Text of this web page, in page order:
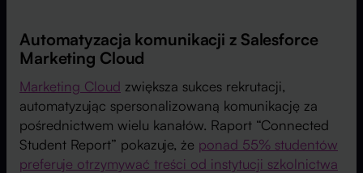
Automatyzacja komunikacji z Salesforce
Marketing Cloud
Marketing Cloud zwiększa sukces rekrutacji,
automatyzując spersonalizowaną komunikację za
pośrednictwem wielu kanałów. Raport “Connected
Student Report” pokazuje, że ponad 55% studentów
preferuje otrzymywać treści od instytucji szkolnictwa